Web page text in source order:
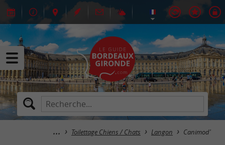
Toilettage Chiens / Chats Langon Canimod'